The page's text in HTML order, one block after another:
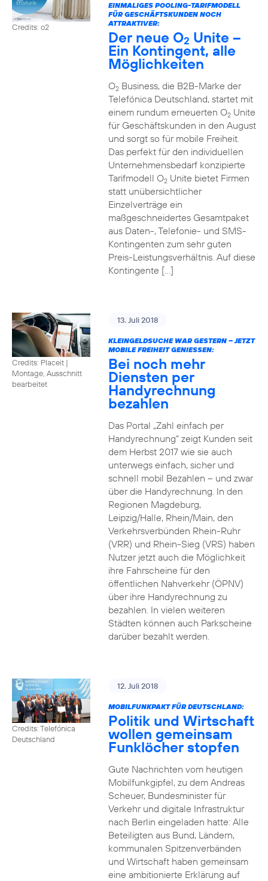
Credits: o2
EINMALIGES POOLING-TARIFMODELL
FÜR GESCHÄFTSKUNDEN NOCH
ATTRAKTIVER:
Der neue O2 Unite –
Ein Kontingent, alle
Möglichkeiten
O2Business, die B2B-Marke der
Telefónica Deutschland, startet mit
einem rundum erneuerten O2Unite
für Geschäftskunden in den August
und sorgt so für mobile Freiheit.
Das perfekt für den individuellen
Unternehmensbedarf konzipierte
Tarifmodell O2Unite bietet Firmen
statt unübersichtlicher
Einzelverträge ein
maßgeschneidertes Gesamtpaket
aus Daten-, Telefonie- und SMS-
Kontingenten zum sehr guten
Preis-Leistungsverhältnis. Auf diese
Kontingente […]
Credits: Placeit |
Montage, Ausschnitt
bearbeitet
13. Juli 2018
KLEINGELDSUCHE WAR GESTERN – JETZT
MOBILE FREIHEIT GENIESSEN:
Bei noch mehr
Diensten per
Handyrechnung
bezahlen
Das Portal „Zahl einfach per
Handyrechnung“ zeigt Kunden seit
dem Herbst 2017 wie sie auch
unterwegs einfach, sicher und
schnell mobil Bezahlen – und zwar
über die Handyrechnung. In den
Regionen Magdeburg,
Leipzig/Halle, Rhein/Main, den
Verkehrsverbünden Rhein-Ruhr
(VRR) und Rhein-Sieg (VRS) haben
Nutzer jetzt auch die Möglichkeit
ihre Fahrscheine für den
öffentlichen Nahverkehr (ÖPNV)
über ihre Handyrechnung zu
bezahlen. In vielen weiteren
Städten können auch Parkscheine
darüber bezahlt werden.
Credits: Telefónica
Deutschland
12. Juli 2018
MOBILFUNKPAKT FÜR DEUTSCHLAND:
Politik und Wirtschaft
wollen gemeinsam
Funklöcher stopfen
Gute Nachrichten vom heutigen
Mobilfunkgipfel, zu dem Andreas
Scheuer, Bundesminister für
Verkehr und digitale Infrastruktur
nach Berlin eingeladen hatte: Alle
Beteiligten aus Bund, Ländern,
kommunalen Spitzenverbänden
und Wirtschaft haben gemeinsam
eine ambitionierte Erklärung auf